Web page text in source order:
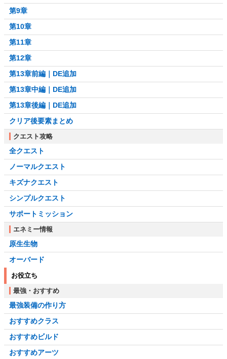
第9章
第10章
第11章
第12章
第13章前編｜DE追加
第13章中編｜DE追加
第13章後編｜DE追加
クリア後要素まとめ
クエスト攻略
全クエスト
ノーマルクエスト
キズナクエスト
シンプルクエスト
サポートミッション
エネミー情報
原生生物
オーバード
お役立ち
最強・おすすめ
最強装備の作り方
おすすめクラス
おすすめビルド
おすすめアーツ